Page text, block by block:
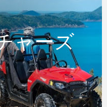
ャーズ
ャーズ
であまり知られて
しい景色をお楽し
。